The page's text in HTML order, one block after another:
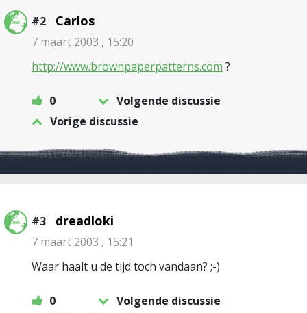
#2 Carlos
7 maart 2003 , 15:20
http://www.brownpaperpatterns.com ?
0
Volgende discussie
Vorige discussie
#3 dreadloki
7 maart 2003 , 15:21
Waar haalt u de tijd toch vandaan? ;-)
0
Volgende discussie